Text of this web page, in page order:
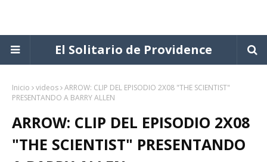
El Solitario de Providence
Inicio videos ARROW: CLIP DEL EPISODIO 2X08 "THE SCIENTIST"
PRESENTANDO A BARRY ALLEN
ARROW: CLIP DEL EPISODIO 2X08
"THE SCIENTIST" PRESENTANDO